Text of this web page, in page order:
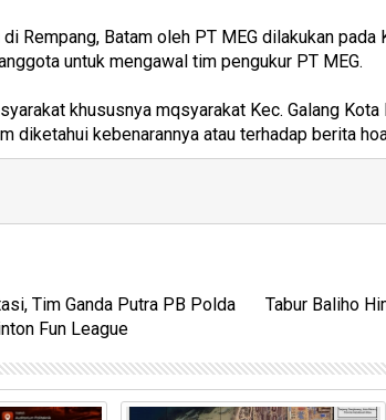
Rempang, Batam oleh PT MEG dilakukan
untuk mengawal tim pengukur PT MEG.
khususnya mqsyarakat Kec. Galang
diketahui kebenarannya atau terhadap berita
Tim Ganda Putra PB Polda
Fun League
Tabur Baliho